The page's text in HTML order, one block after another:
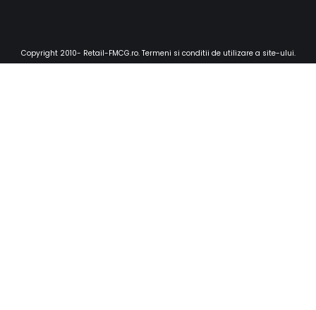
Copyright 2010- Retail-FMCG.ro. Termeni si conditii de utilizare a site-ului.